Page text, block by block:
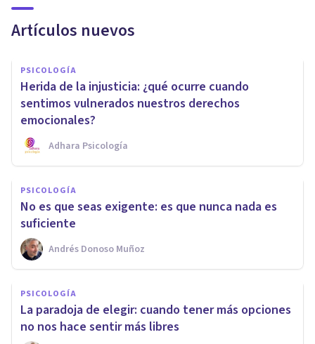
Artículos nuevos
PSICOLOGÍA
Herida de la injusticia: ¿qué ocurre cuando
sentimos vulnerados nuestros derechos
emocionales?
Adhara Psicología
PSICOLOGÍA
No es que seas exigente: es que nunca nada es
suficiente
Andrés Donoso Muñoz
PSICOLOGÍA
La paradoja de elegir: cuando tener más opciones
no nos hace sentir más libres